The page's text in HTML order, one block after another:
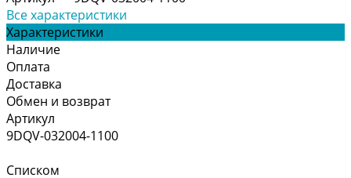
Все характеристики
Характеристики
Наличие
Оплата
Доставка
Обмен и возврат
Артикул
9DQV-032004-1100
Списком